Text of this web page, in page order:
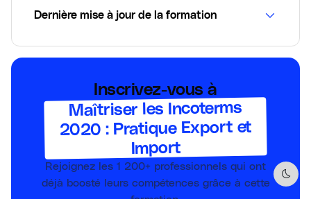
Dernière mise à jour de la formation
Inscrivez-vous à
Maîtriser les Incoterms
2020 : Pratique Export et
Import
Rejoignez les 1 200+ professionnels qui ont
déjà boosté leurs compétences grâce à cette
Dark